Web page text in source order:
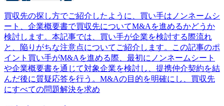
買収先の探し方でご紹介したように、買い手はノンネームシ
ート、企業概要書で買収先についてM&Aを進めるかどうか
検討します。本記事では、買い手が企業を検討する際流れ
と、陥りがちな注意点についてご紹介します。この記事のポ
イント買い手がM&Aを進める際、最初にノンネームシート
や企業概要書を通じて対象企業を検討し、提携仲介契約を結
んだ後に質疑応答を行う。M&Aの目的を明確にし、買収先
にすべての問題解決を求め